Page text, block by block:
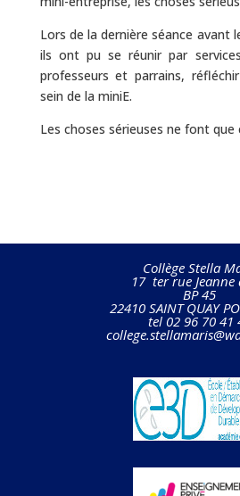
Lors de la dernière séance avant
ils ont pu se réunir par
professeurs et parrains,
sein de la miniE.
Les choses sérieuses ne font que
Collège Stella
17 ter rue Jeanne
BP 45
22410 SAINT QUAY
tel 02 96 70 41